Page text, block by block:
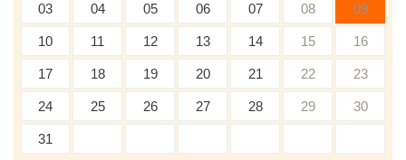
03 04 05 06 07 08 09
10 11 12 13 14 15 16
17 18 19 20 21 22 23
24 25 26 27 28 29 30
31